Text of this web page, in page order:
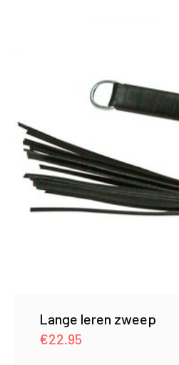
Lange leren zweep
€22.95